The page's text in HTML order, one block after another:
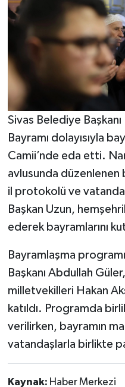
Sivas Belediye
Bayramı dolayısıyla
Camii’nde eda etti.
avlusunda düzenlenen
il protokolü ve
Başkan Uzun,
ederek bayramlarını
Bayramlaşma
Başkanı Abdullah
milletvekilleri Hakan
katıldı. Programda
verilirken, bayramın
vatandaşlarla birlikte
Kaynak: Haber Merkezi